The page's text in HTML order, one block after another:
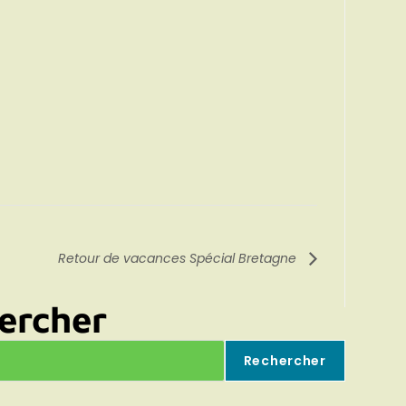
Retour de vacances Spécial Bretagne
Rechercher